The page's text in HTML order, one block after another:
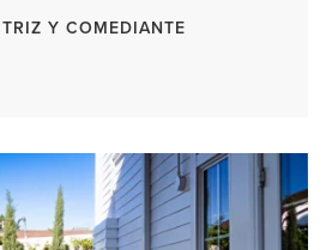
Y COMEDIANTE